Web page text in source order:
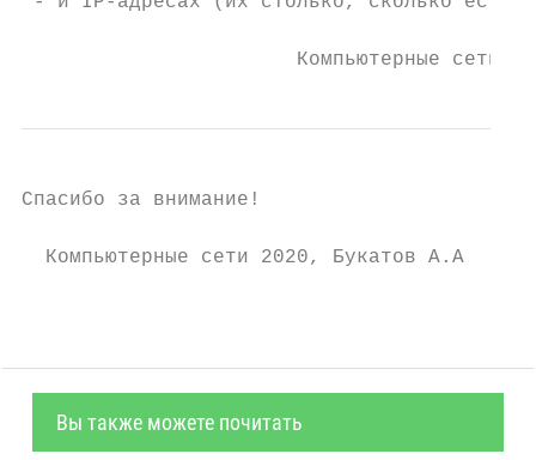
Компьютерные сети
Спасибо за внимание!
  Компьютерные сети 2020, Букатов А.А   18
Вы также можете почитать